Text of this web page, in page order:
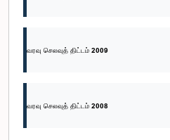
வரவு செலவுத் திட்டம் 2009
வரவு செலவுத் திட்டம் 2008